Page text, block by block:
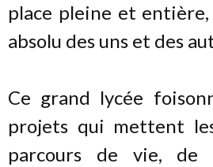
place pleine et
absolu des uns et des
Ce grand lycée
projets qui mettent
parcours de vie, de